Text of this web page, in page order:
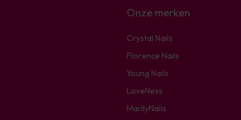
Onze merken
Crystal Nails
Florence Nails
Young Nails
LoveNess
MarilyNails